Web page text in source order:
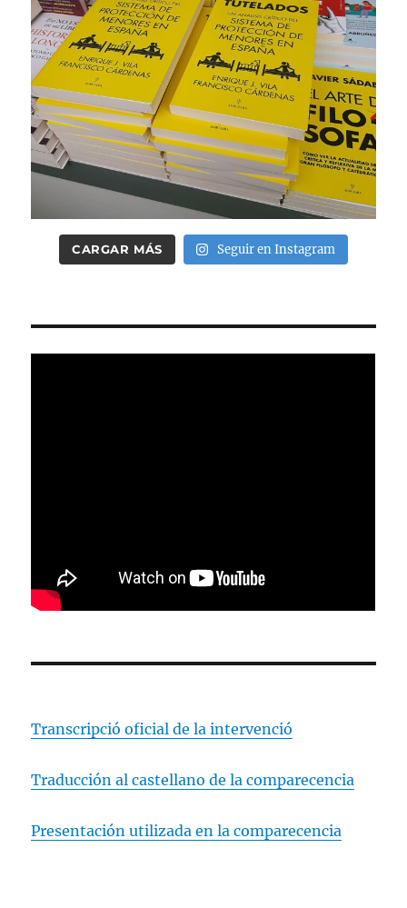
CARGAR MÁS Seguir en Instagram
Transcripció oficial de la intervenció
Traducción al castellano de la comparecencia
Presentación utilizada en la comparecencia